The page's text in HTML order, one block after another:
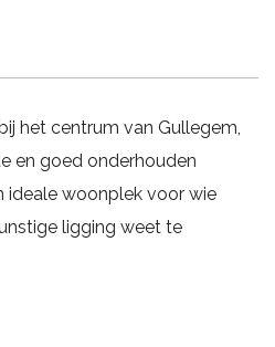
het centrum van Gullegem,
en goed onderhouden
ideale woonplek voor wie
ligging weet te